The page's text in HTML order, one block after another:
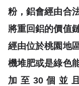
粉，鋁會經由合
將重回鋁的價值
經由位於桃園地
機堆肥或是綠色
加至30個並